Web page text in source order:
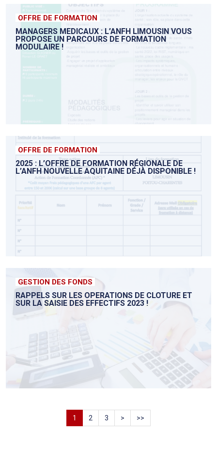
OFFRE DE FORMATION
MANAGERS MEDICAUX : L’ANFH LIMOUSIN VOUS
PROPOSE UN PARCOURS DE FORMATION
MODULAIRE !
OFFRE DE FORMATION
2025 : L’OFFRE DE FORMATION RÉGIONALE DE
L’ANFH NOUVELLE AQUITAINE DÉJÀ DISPONIBLE !
GESTION DES FONDS
RAPPELS SUR LES OPERATIONS DE CLOTURE ET
SUR LA SAISIE DES EFFECTIFS 2023 !
1 2 3 > >>